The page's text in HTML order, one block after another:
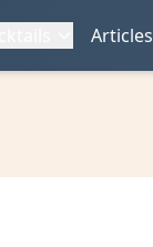
Articles